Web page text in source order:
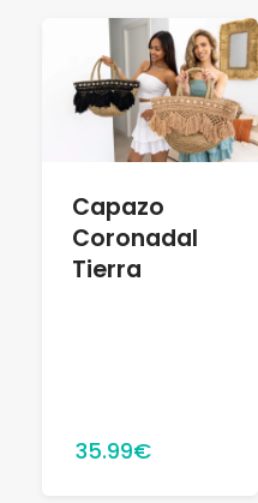
Capazo
Coronadal
Tierra
35.99€